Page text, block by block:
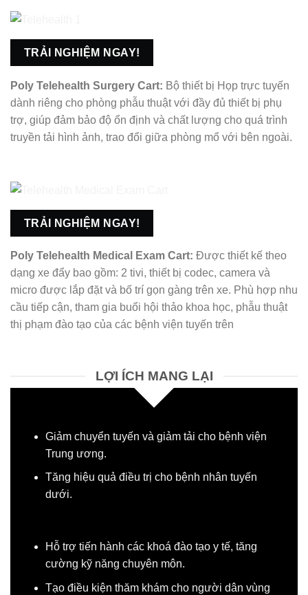
TRẢI NGHIỆM NGAY!
Poly Telehealth Surgery Cart: Bộ thiết bị Họp trực tuyến
dành riêng cho phòng phẫu thuật với đầy đủ thiết bị phụ
trợ, giúp đảm bảo độ ổn định và chất lượng cho quá trình
truyền tải hình ảnh, trao đổi giữa phòng mổ với bên ngoài.
TRẢI NGHIỆM NGAY!
Poly Telehealth Medical Exam Cart: Được thiết kế theo
dạng xe đẩy bao gồm: 2 tivi, thiết bị codec, camera và
micro được lắp đặt và bố trí gọn gàng trên xe. Phù hợp nhu
cầu tiếp cận, tham gia buổi hội thảo khoa học, phẫu thuật
thị phạm đào tạo của các bệnh viện tuyến trên
LỢI ÍCH MANG LẠI
Giảm chuyển tuyến và giảm tải cho bệnh viện
Trung ương.
Tăng hiệu quả điều trị cho bệnh nhân tuyến
dưới.
Hỗ trợ tiến hành các khoá đào tạo y tế, tăng
cường kỹ năng chuyên môn.
Tạo điều kiện thăm khám cho người dân vùng